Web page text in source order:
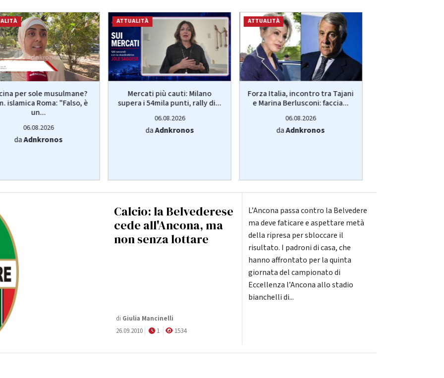
per sole musulmane?
islamica Roma: "Falso, è
un...
06.08.2026
daAdnkronos
ATTUALITÀ
Mercati più cauti: Milano
supera i 54mila punti, rally di...
06.08.2026
daAdnkronos
ATTUALITÀ
Forza Italia, incontro tra Tajani
e Marina Berlusconi: faccia...
06.08.2026
daAdnkronos
Calcio: la Belvederese
cede all'Ancona, ma
non senza lottare
di Giulia Mancinelli
26.09.2010
1 1534
L’Ancona passa contro la Belvedere
ma deve faticare e aspettare metà
della ripresa per sbloccare il
risultato. I padroni di casa, che
hanno affrontato per la quinta
giornata del campionato di
Eccellenza l’Ancona allo stadio
bianchelli di...